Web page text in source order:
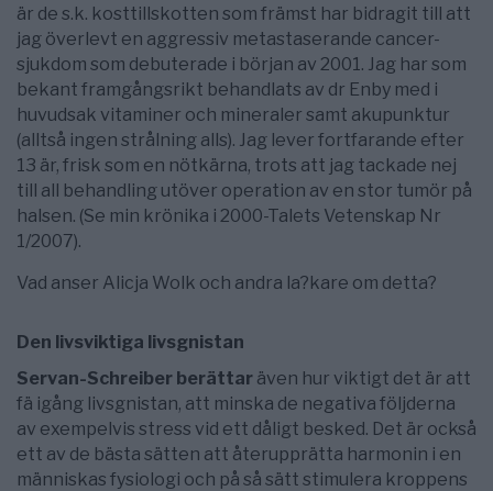
är de s.k. kosttillskotten som främst har bidragit till att
jag överlevt en aggressiv metastaserande cancer-
sjukdom som debuterade i början av 2001. Jag har som
bekant framgångsrikt behandlats av dr Enby med i
huvudsak vitaminer och mineraler samt akupunktur
(alltså ingen strålning alls). Jag lever fortfarande efter
13 är, frisk som en nötkärna, trots att jag tackade nej
till all behandling utöver operation av en stor tumör på
halsen. (Se min krönika i 2000-Talets Vetenskap Nr
1/2007).
Vad anser Alicja Wolk och andra la?kare om detta?
Den livsviktiga livsgnistan
Servan-Schreiber berättar även hur viktigt det är att
fä igång livsgnistan, att minska de negativa följderna
av exempelvis stress vid ett dåligt besked. Det är också
ett av de bästa sätten att återupprätta harmonin i en
människas fysiologi och på så sätt stimulera kroppens